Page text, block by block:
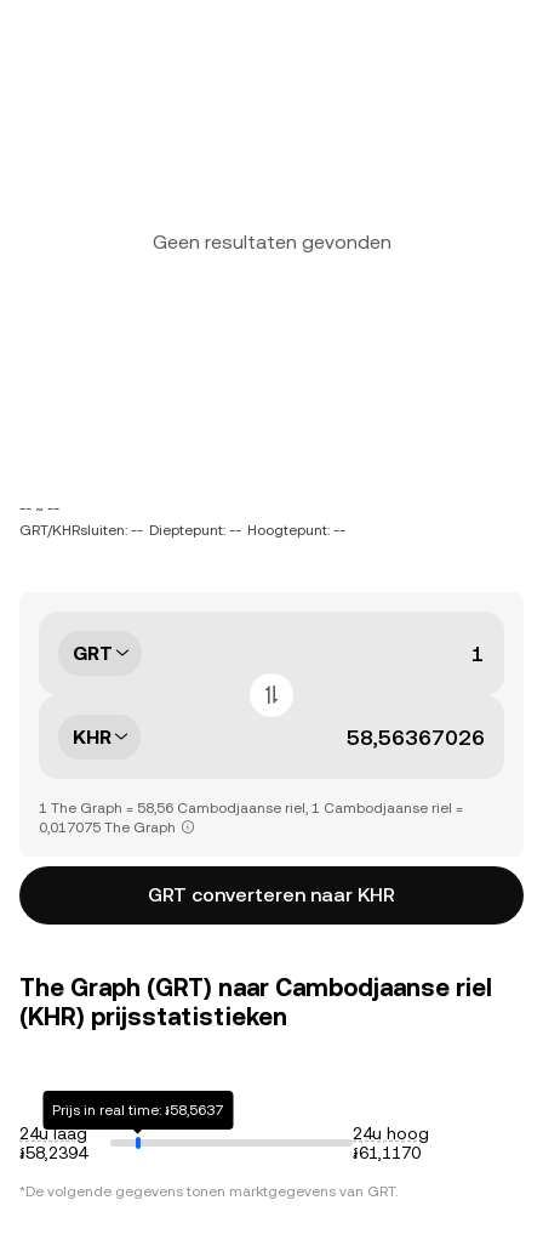
Geen resultaten gevonden
-- ~ --
GRT/KHRsluiten: -- Dieptepunt: -- Hoogtepunt: --
GRT
KHR
1 The Graph = 58,56 Cambodjaanse riel, 1 Cambodjaanse riel =
0,017075 The Graph
GRT converteren naar KHR
The Graph (GRT) naar Cambodjaanse riel
(KHR) prijsstatistieken
24u laag
៛58,2394
Prijs in real time: ៛58,5637
24u hoog
៛61,1170
*De volgende gegevens tonen marktgegevens van GRT.